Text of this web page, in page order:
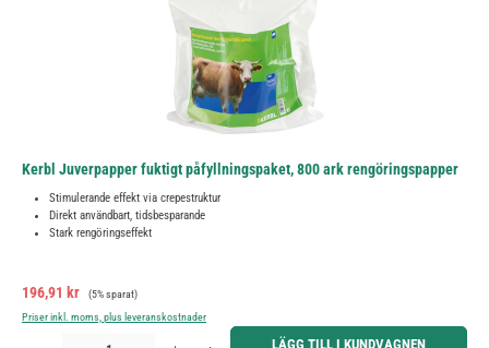
Kerbl Juverpapper fuktigt påfyllningspaket, 800 ark rengöringspapper
Stimulerande effekt via crepestruktur
Direkt användbart, tidsbesparande
Stark rengöringseffekt
Försäljningspris:
196,91 kr Ordinarie pris:
(5% sparat)
Priser inkl. moms, plus leveranskostnader
Produktkvantitet: Ange önskat belopp eller använd knapparna för att öka eller minska kvantiteten.
LÄGG TILL I KUNDVAGNEN